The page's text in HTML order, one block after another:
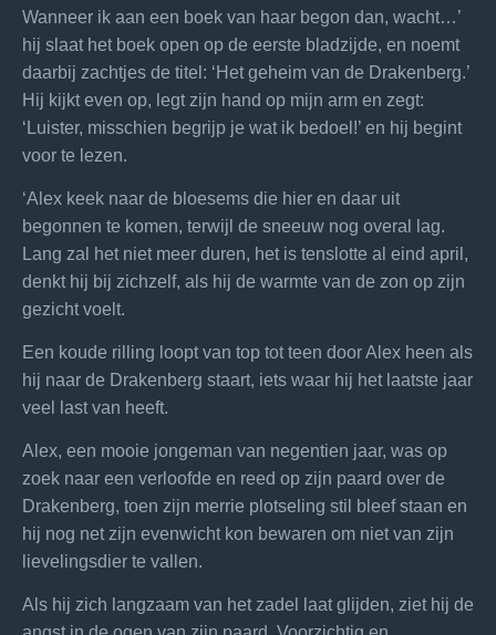
Wanneer ik aan een boek van haar begon dan, wacht…’
hij slaat het boek open op de eerste bladzijde, en noemt
daarbij zachtjes de titel: ‘Het geheim van de Drakenberg.’
Hij kijkt even op, legt zijn hand op mijn arm en zegt:
‘Luister, misschien begrijp je wat ik bedoel!’ en hij begint
voor te lezen.
‘Alex keek naar de bloesems die hier en daar uit
begonnen te komen, terwijl de sneeuw nog overal lag.
Lang zal het niet meer duren, het is tenslotte al eind april,
denkt hij bij zichzelf, als hij de warmte van de zon op zijn
gezicht voelt.
Een koude rilling loopt van top tot teen door Alex heen als
hij naar de Drakenberg staart, iets waar hij het laatste jaar
veel last van heeft.
Alex, een mooie jongeman van negentien jaar, was op
zoek naar een verloofde en reed op zijn paard over de
Drakenberg, toen zijn merrie plotseling stil bleef staan en
hij nog net zijn evenwicht kon bewaren om niet van zijn
lievelingsdier te vallen.
Als hij zich langzaam van het zadel laat glijden, ziet hij de